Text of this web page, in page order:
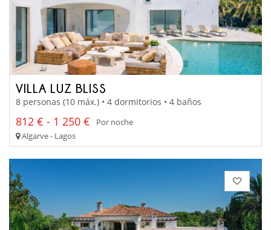
VILLA LUZ BLISS
8 personas (10 máx.) • 4 dormitorios • 4 baños
812 € - 1 250 €
Por noche
Algarve - Lagos